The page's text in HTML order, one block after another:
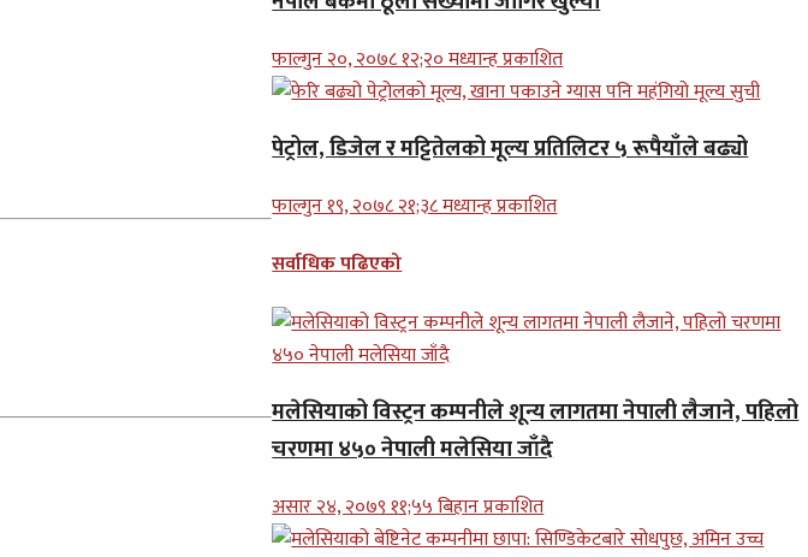
फाल्गुन २०, २०७८ १२;२० मध्यान्ह प्रकाशित
पेट्रोल, डिजेल र मट्टितेलको मूल्य प्रतिलिटर ५ रूपैयाँले बढ्यो
फाल्गुन १९, २०७८ २१;३८ मध्यान्ह प्रकाशित
सर्वाधिक पढिएको
मलेसियाको विस्ट्रन कम्पनीले शून्य लागतमा नेपाली लैजाने, पहिलो
चरणमा ४५० नेपाली मलेसिया जाँदै
असार २४, २०७९ ११;५५ बिहान प्रकाशित